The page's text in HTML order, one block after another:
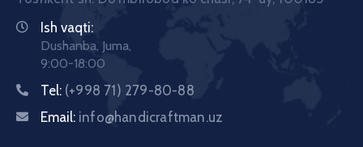
Ish vaqti:
Dushanba, Juma,
9:00-18:00
Tel: (+998 71) 279-80-88
Email: info@handicraftman.uz